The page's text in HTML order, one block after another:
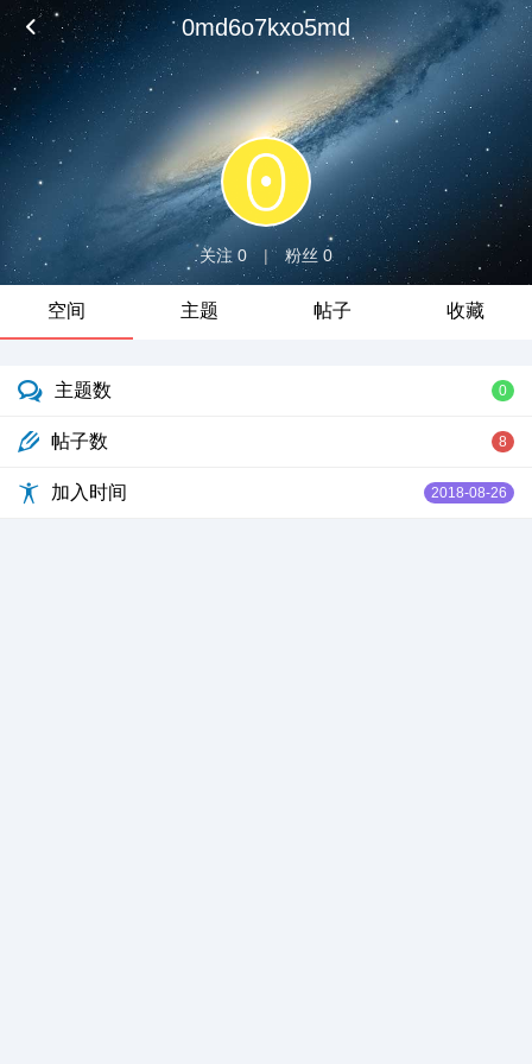
0md6o7kxo5md
关注 0 | 粉丝 0
空间 主题 帖子 收藏
主题数 0
帖子数 8
加入时间 2018-08-26